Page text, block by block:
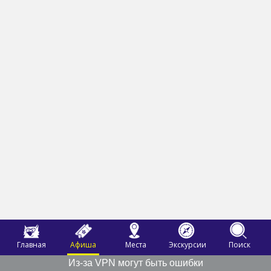
Главная Афиша Места Экскурсии
Поиск
Из-за VPN могут быть ошибки